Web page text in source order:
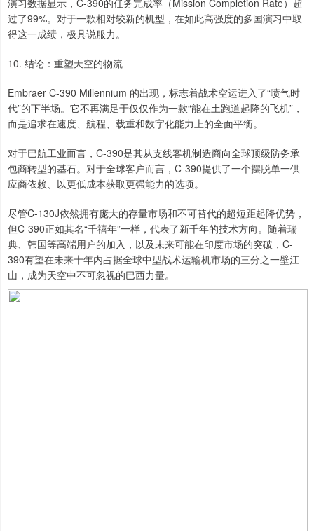
演习数据显示，C-390的任务完成率（Mission Completion Rate）超
过了99%。对于一款相对较新的机型，在如此高强度的多国演习中取
得这一成绩，极具说服力。
10. 结论：重塑天空的物流
Embraer C-390 Millennium 的出现，标志着战术空运进入了“喷气时
代”的下半场。它不再满足于仅仅作为一款“能在土跑道起降的飞机”，
而是追求在速度、航程、载重和数字化能力上的全面平衡。
对于巴航工业而言，C-390是其从支线客机制造商向全球顶级防务承
包商转型的基石。对于全球客户而言，C-390提供了一个摆脱单一供
应商依赖、以更低成本获取更强能力的选项。
尽管C-130J依然拥有庞大的存量市场和不可替代的超短距起降优势，
但C-390正如其名“千禧年”一样，代表了新千年的技术方向。随着瑞
典、韩国等高端用户的加入，以及未来可能在印度市场的突破，C-
390有望在未来十年内占据全球中型战术运输机市场的三分之一壁江
山，成为天空中不可忽视的巴西力量。